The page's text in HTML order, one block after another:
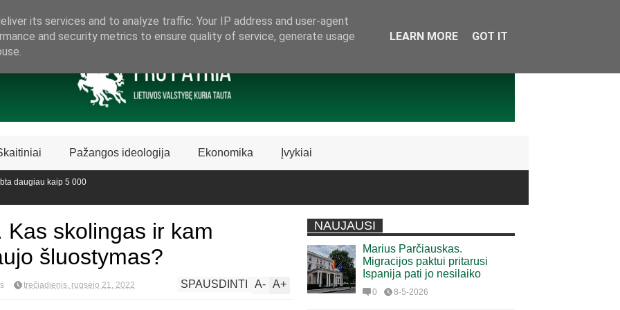
Pažangos ideologija Ekonomika Įvykiai
kaip 5 000
skolingas ir kam
šluostymas?
trečiadienis, rugsėjo 21, 2022 A+
A-
SPAUSDINTI
NAUJAUSI
Marius Parčiauskas.
Migracijos paktui pritarusi
Ispanija pati jo nesilaiko
0 8-5-2026
its services and to analyze traffic. Your IP address and user-agent
and security metrics to ensure quality of service, generate usage
LEARN MORE GOT IT